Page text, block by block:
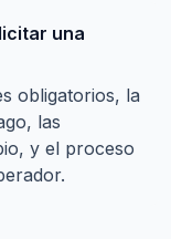
una
obligatorios, la
las
y el proceso